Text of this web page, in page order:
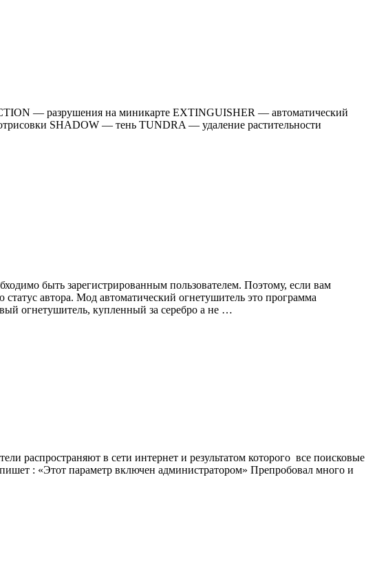
— разрушения на миникарте EXTINGUISHER — автоматический
SHADOW — тень TUNDRA — удаление растительности
быть зарегистрированным пользователем. Поэтому, если вам
автора. Мод автоматический огнетушитель это программа
огнетушитель, купленный за серебро а не …
распространяют в сети интернет и результатом которого все поисковые
: «Этот параметр включен администратором» Препробовал много и